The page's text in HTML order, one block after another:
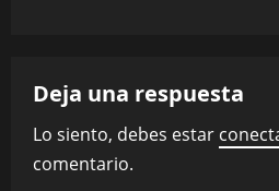
a
c
Deja una respuesta
Lo siento, debes estar
comentario.